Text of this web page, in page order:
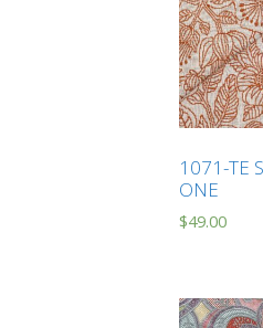
1071-TE
ONE
$49.00